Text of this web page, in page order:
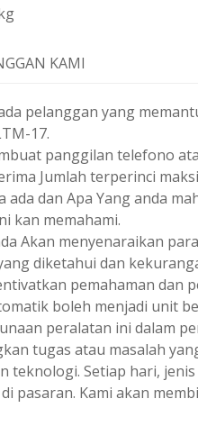
KAMI
pelanggan yang
17.
panggilan telefono
Jumlah terperinci
ada dan Apa Yang anda
kan memahami.
Akan menyenaraikan
diketahui dan
pemahaman dan
boleh menjadi unit
peralatan ini dalam
tugas atau masalah
teknologi. Setiap hari,
pasaran. Kami akan